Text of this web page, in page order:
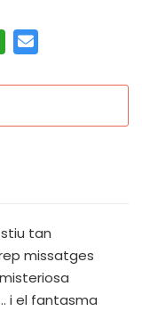
tan
missatges
i el fantasma